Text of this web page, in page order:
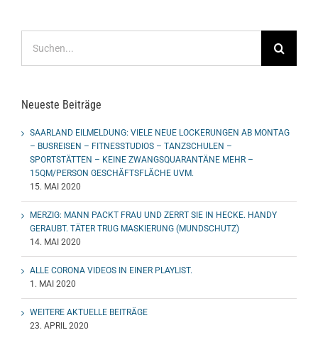
nach:
Neueste Beiträge
SAARLAND EILMELDUNG: VIELE NEUE LOCKERUNGEN AB MONTAG
– BUSREISEN – FITNESSTUDIOS – TANZSCHULEN –
SPORTSTÄTTEN – KEINE ZWANGSQUARANTÄNE MEHR –
15QM/PERSON GESCHÄFTSFLÄCHE UVM.
15. MAI 2020
MERZIG: MANN PACKT FRAU UND ZERRT SIE IN HECKE. HANDY
GERAUBT. TÄTER TRUG MASKIERUNG (MUNDSCHUTZ)
14. MAI 2020
ALLE CORONA VIDEOS IN EINER PLAYLIST.
1. MAI 2020
WEITERE AKTUELLE BEITRÄGE
23. APRIL 2020